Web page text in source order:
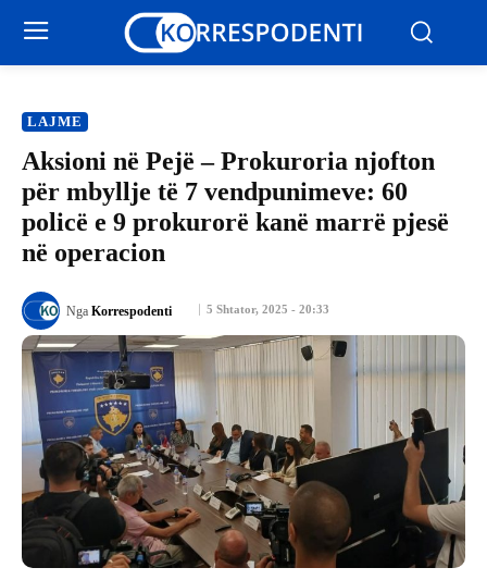
LAJME
Aksioni në Pejë – Prokuroria njofton
për mbyllje të 7 vendpunimeve: 60
policë e 9 prokurorë kanë marrë pjesë
në operacion
5 Shtator, 2025 - 20:33
Nga Korrespodenti